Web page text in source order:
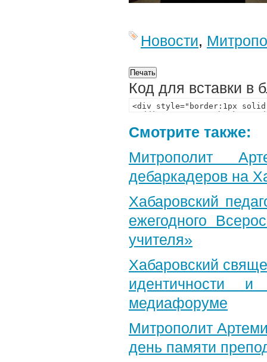
Новости,
Код для вставки в
Смотрите также:
Митрополит
дебаркадеров на
Хабаровский
ежегодного
учителя»
Хабаровский
идентичности
медиафоруме
Митрополит
день памяти